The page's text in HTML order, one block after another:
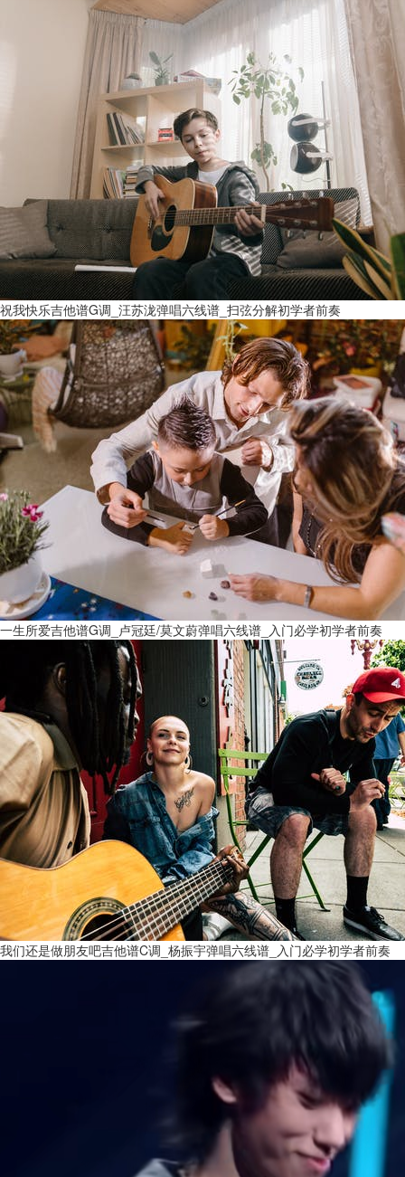
祝我快乐吉他谱G调_汪苏泷弹唱六线谱_扫弦分解初学者前奏
一生所爱吉他谱G调_卢冠廷/莫文蔚弹唱六线谱_入门必学初学者前奏
我们还是做朋友吧吉他谱C调_杨振宇弹唱六线谱_入门必学初学者前奏